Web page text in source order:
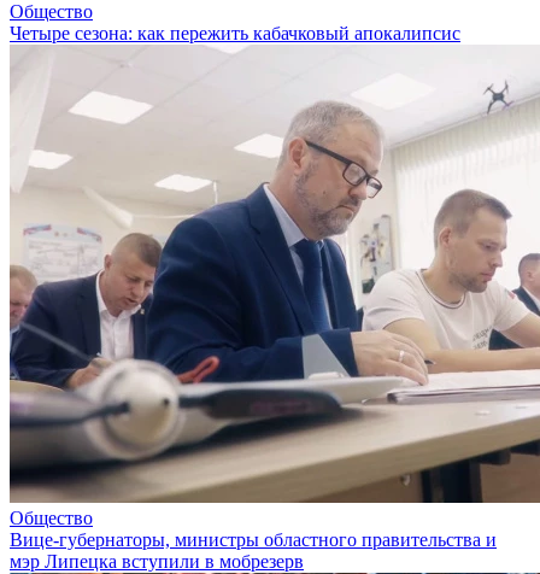
Общество
Четыре сезона: как пережить кабачковый апокалипсис
Общество
Вице-губернаторы, министры областного правительства и
мэр Липецка вступили в мобрезерв